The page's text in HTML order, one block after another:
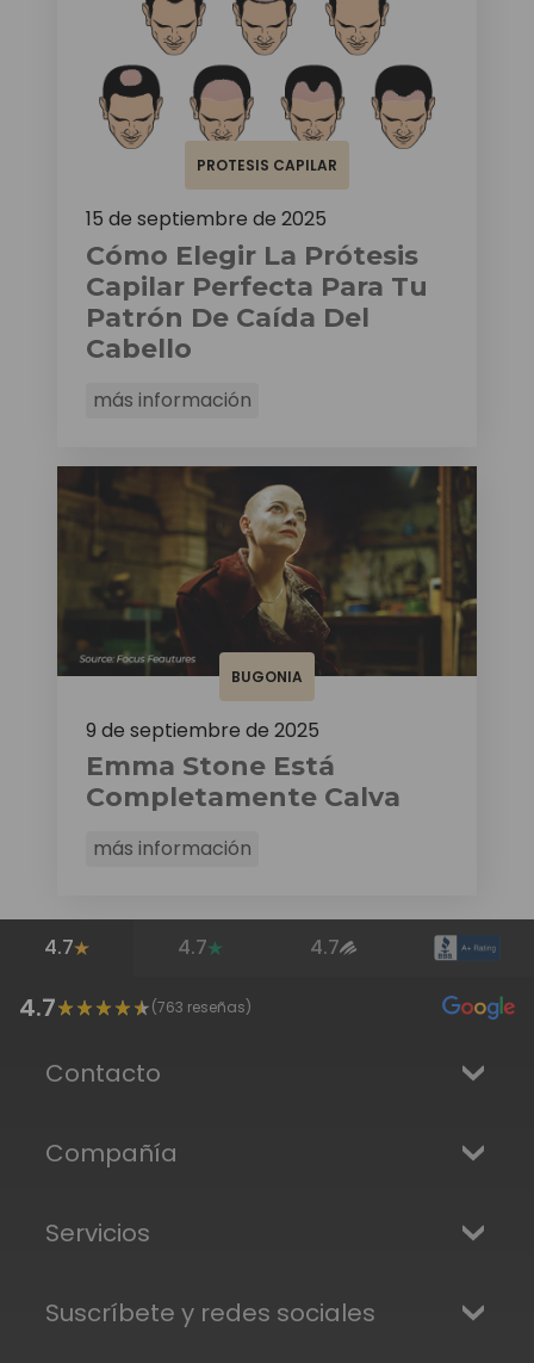
PROTESIS CAPILAR
15 de septiembre de 2025
Cómo Elegir La Prótesis
Capilar Perfecta Para Tu
Patrón De Caída Del
Cabello
más información
BUGONIA
9 de septiembre de 2025
Emma Stone Está
Completamente Calva
más información
4.7 4.7 4.7
4.7 (763 reseñas)
Contacto
Compañía
Servicios
Suscríbete y redes sociales